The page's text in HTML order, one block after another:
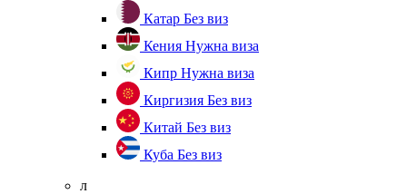
Катар Без виз
Кения Нужна виза
Кипр Нужна виза
Киргизия Без виз
Китай Без виз
Куба Без виз
л